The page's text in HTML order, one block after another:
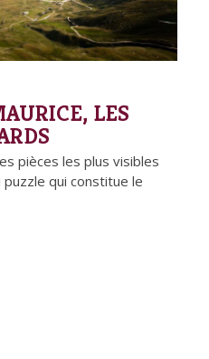
LES
pièces les plus visibles
qui constitue le